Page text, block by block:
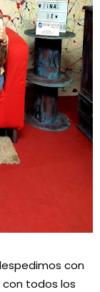
con
todos los